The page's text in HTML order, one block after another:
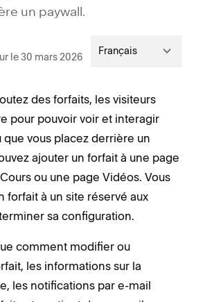
un paywall.
le 30 mars 2026 Français
des forfaits, les visiteurs
pour pouvoir voir et interagir
vous placez derrière un
ajouter un forfait à une page
ou une page Vidéos. Vous
forfait à un site réservé aux
sa configuration.
comment modifier ou
les informations sur la
les notifications par e-mail